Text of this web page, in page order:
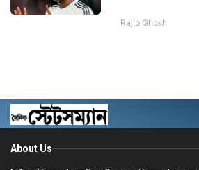
Rajib Ghosh
About Us